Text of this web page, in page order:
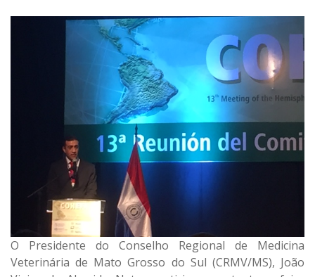
O Presidente do Conselho Regional de Medicina
Veterinária de Mato Grosso do Sul (CRMV/MS), João